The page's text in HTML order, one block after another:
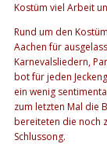
Kostüm viel Arbeit
Rund um den
Aachen für
Karnevalsliedern,
bot für jeden
ein wenig
zum letzten Mal die
bereiteten die noch
Schlussong.